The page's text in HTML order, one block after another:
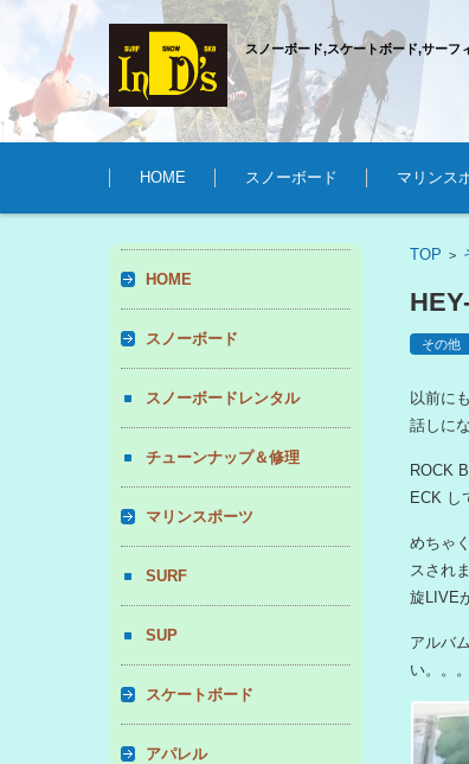
スノーボード,スケートボード,サーフ
コンテンツに移動
HOME
スノーボード マリンス
TOP >
その他
以前に
話しに
ROCK
ECK し
めちゃ
スされ
旋LIVE
アルバ
い。。。
HOME
スノーボード
スノーボードレンタル
チューンナップ＆修理
マリンスポーツ
SURF
SUP
スケートボード
アパレル